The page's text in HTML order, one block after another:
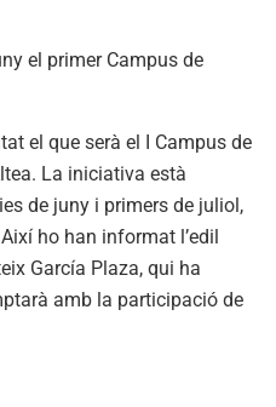
el que serà el I Campus de
La iniciativa està
de juny i primers de juliol,
ho han informat l’edil
García Plaza, qui ha
amb la participació de